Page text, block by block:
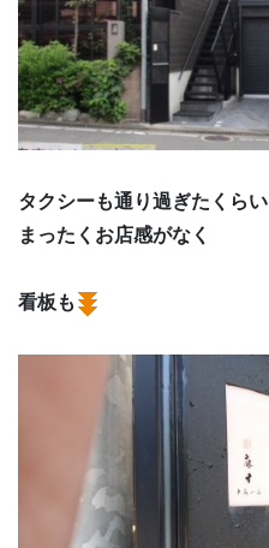
タクシーも通り過ぎたくらい
まったくお店感がなく
看板も